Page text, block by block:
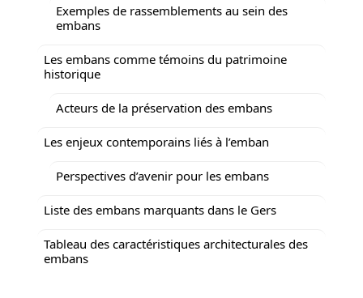
Exemples de rassemblements au sein des
embans
Les embans comme témoins du patrimoine
historique
Acteurs de la préservation des embans
Les enjeux contemporains liés à l’emban
Perspectives d’avenir pour les embans
Liste des embans marquants dans le Gers
Tableau des caractéristiques architecturales des
embans